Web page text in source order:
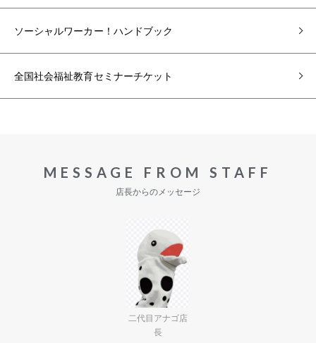
ソーシャルワーカー！ハンドブック
全国社会福祉教育セミナーチケット
MESSAGE FROM STAFF
店長からのメッセージ
二代目アナゴ店
長